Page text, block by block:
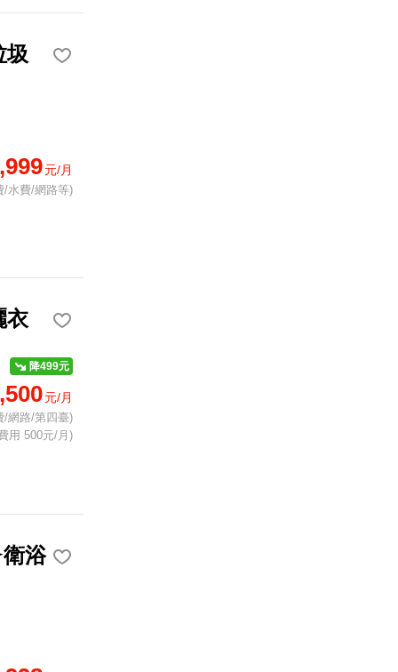
圾
元/月
/水費/網路等)
衣
降499元
元/月
/網路/第四臺)
用 500元/月)
浴